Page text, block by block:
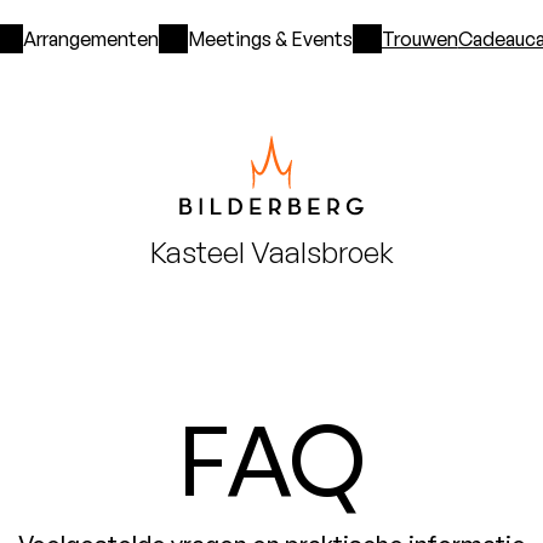
Arrangementen Meetings & Events Trouwen
Kasteel Vaalsbroek
FAQ